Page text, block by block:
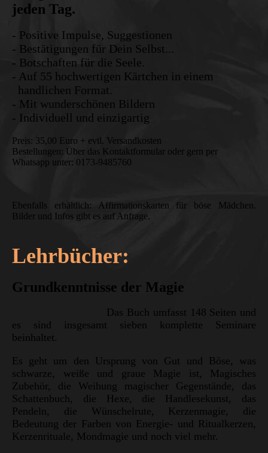
jeden Tag.
- Positive Impulse, Suggestionen
- Bestätigungen für Dein Selbst...
- Botschaften für die Seele.
- Auf 55 hochwertigen Kärtchen in einem
handlichen Format.
- Mit wunderschönen Bildern
- Individuell und einzigartig
Preis: 35,00 Euro + evtl. Versandkosten
Bestellungen: Über das Kontaktformular oder gern per
Whatsapp unter: 0173-9485760
Ebenfalls erhältlich: Affirmationskarten für böse Mädchen.
Bilder und Infos gibt es auf Anfrage.
Lehrbücher:
Grundkenntnisse der Magie
Das Buch umfasst 148 Seiten und
es sind insgesamt sieben komplette Seminare
beinhaltet.
Es geht um den Ursprung von Gut und Böse, was
schwarze, weiße und graue Magie ist, Magisches
Zubehör, die Weihung magischer Gegenstände, das
Schattenbuch, die Hexe, die Handlesekunst, das
Pendeln, die Wünschelrute, Kerzenmagie, die
Bedeutung der Farben von Energie- und Ritualkerzen,
Kerzenrituale, Mondmagie und noch viel mehr.